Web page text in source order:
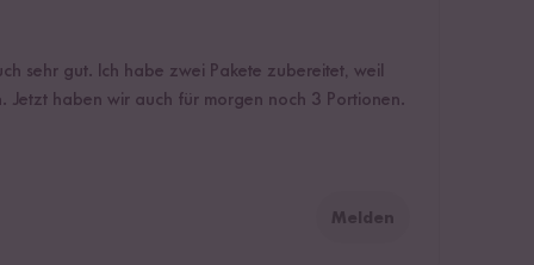
sehr gut. Ich habe zwei Pakete zubereitet, weil
Jetzt haben wir auch für morgen noch 3 Portionen.
Melden